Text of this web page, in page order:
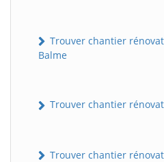
Trouver chantier
Balme
Trouver chantier
Trouver chantier